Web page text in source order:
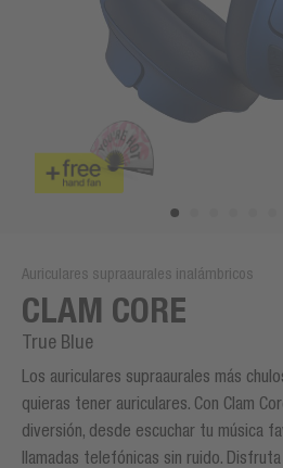
Auriculares supraaurales inalámbricos
CLAM CORE
True Blue
Los auriculares supraaurales más
quieras tener auriculares. Con Clam
diversión, desde escuchar tu música
llamadas telefónicas sin ruido.